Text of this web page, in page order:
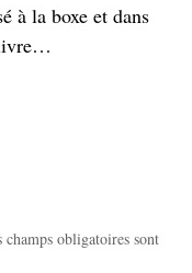
à la boxe et dans
livre…
champs obligatoires sont